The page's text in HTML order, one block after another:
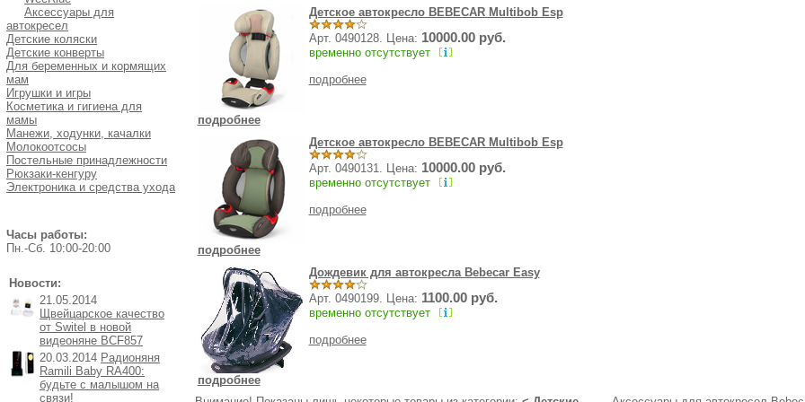
Аксессуары для
автокресел
Детские коляски
Детские конверты
Для беременных и кормящих
мам
Игрушки и игры
Косметика и гигиена для
мамы
Манежи, ходунки, качалки
Молокоотсосы
Постельные принадлежности
Рюкзаки-кенгуру
Электроника и средства ухода
Часы работы:
Пн.-Cб. 10:00-20:00
Новости:
21.05.2014
Щвейцарское качество
от Switel в новой
видеоняне BCF857
20.03.2014 Радионяня
Ramili Baby RA400:
будьте с малышом на
связи!
подробнее
Детское автокресло BEBECAR Multibob Esp
Арт. 0490128. Цена: 10000.00 руб.
временно отсутствует
подробнее
подробнее
Детское автокресло BEBECAR Multibob Esp
Арт. 0490131. Цена: 10000.00 руб.
временно отсутствует
подробнее
подробнее
Дождевик для автокресла Bebecar Easy
Арт. 0490199. Цена: 1100.00 руб.
временно отсутствует
подробнее